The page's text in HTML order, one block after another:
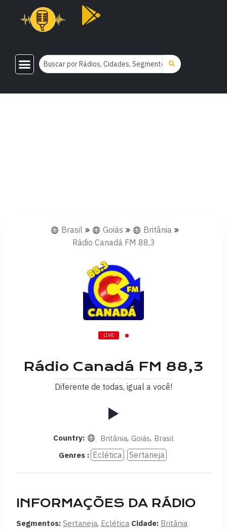
Brasil Goiás
Britânia
Rádio Canadá FM 88,3
LIVE
Rádio Canadá FM 88,3
Diferente de todas, igual a você!
Country: Britânia, Goiás, Brasil
Genres : Eclética Sertaneja
INFORMAÇÕES DA RÁDIO
Segmentos: Sertaneja, Eclética Cidade: Britânia